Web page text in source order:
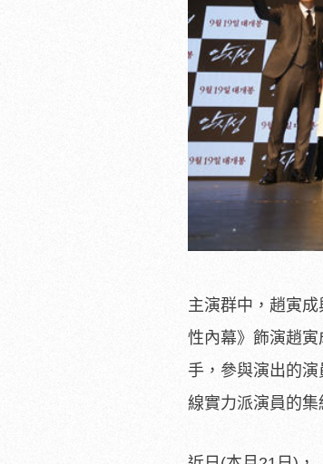
主演群中，趙寅
性內幕》飾演趙
手，參與演出的
線實力派演員的集